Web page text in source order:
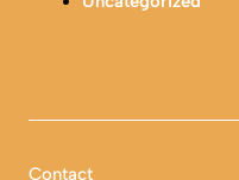
Contact